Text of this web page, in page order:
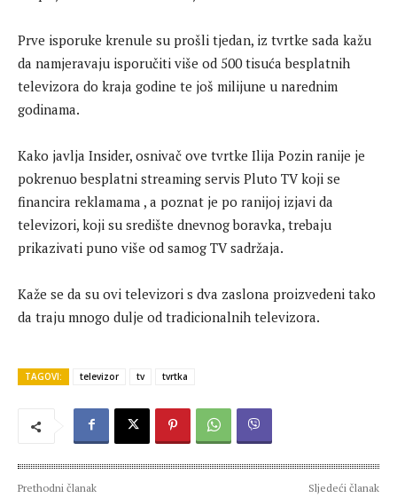
Prve isporuke krenule su prošli tjedan, iz tvrtke sada kažu
da namjeravaju isporučiti više od 500 tisuća besplatnih
televizora do kraja godine te još milijune u narednim
godinama.
Kako javlja Insider, osnivač ove tvrtke Ilija Pozin ranije je
pokrenuo besplatni streaming servis Pluto TV koji se
financira reklamama , a poznat je po ranijoj izjavi da
televizori, koji su središte dnevnog boravka, trebaju
prikazivati ​​puno više od samog TV sadržaja.
Kaže se da su ovi televizori s dva zaslona proizvedeni tako
da traju mnogo dulje od tradicionalnih televizora.
TAGOVI: televizor tv tvrtka
Prethodni članak Sljedeći članak